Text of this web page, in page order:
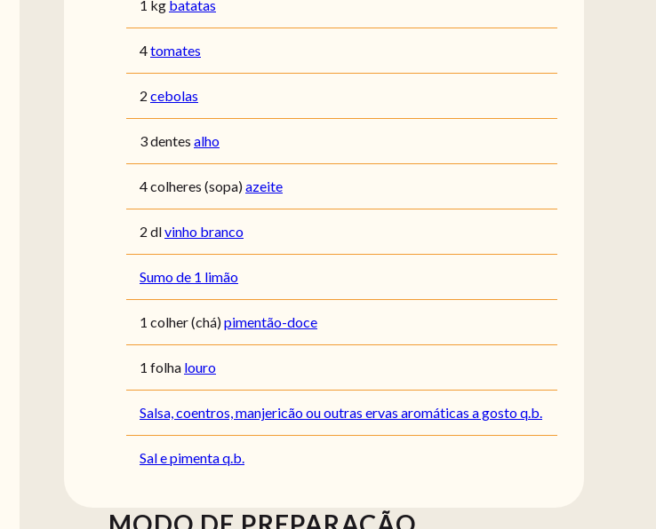
1 kg batatas
4tomates
2 cebolas
3 dentes alho
4 colheres (sopa)azeite
2 dlvinho branco
Sumo de 1 limão
1 colher (chá)pimentão-doce
1 folha louro
Salsa, coentros, manjericão ou outras ervas aromáticas a gosto q.b.
Sal e pimenta q.b.